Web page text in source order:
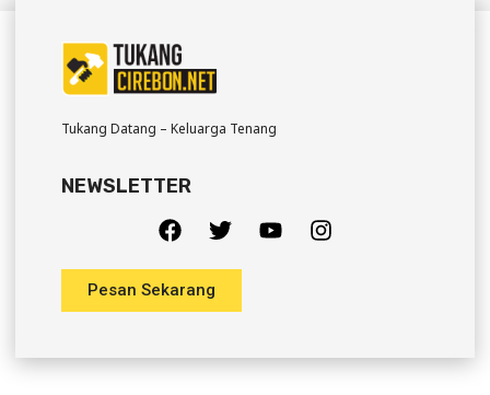
Tukang Datang – Keluarga Tenang
NEWSLETTER
Pesan Sekarang